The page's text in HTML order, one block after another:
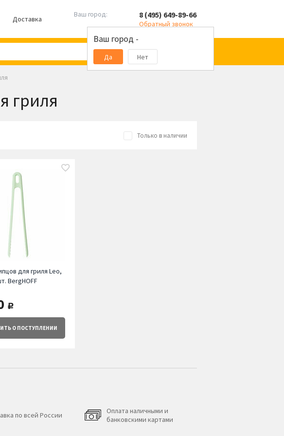
Доставка
Ваш город:
Ваш город -
Да Нет
8 (495) 649-89-66
Обратный звонок
гриля
Только в наличии
для гриля Leo,
BergHOFF
руб.
О ПОСТУПЛЕНИИ
по всей России
Оплата наличными и
банковскими картами